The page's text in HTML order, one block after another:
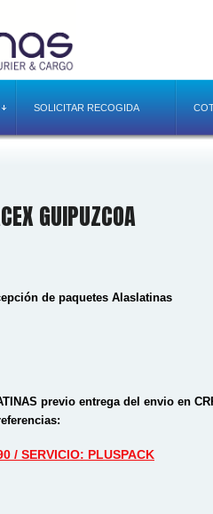
SOLICITAR RECOGIDA
GUIPUZCOA
de paquetes Alaslatinas
previo entrega del envio en
/ SERVICIO: PLUSPACK